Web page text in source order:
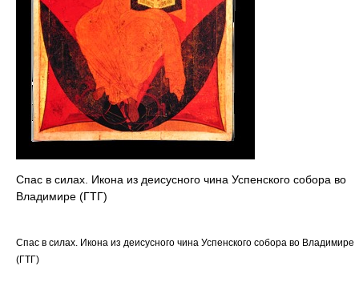
Спас в силах. Икона из деисусного чина Успенского собора во
Владимире (ГТГ)
Спас в силах. Икона из деисусного чина Успенского собора во Владимире
(ГТГ)